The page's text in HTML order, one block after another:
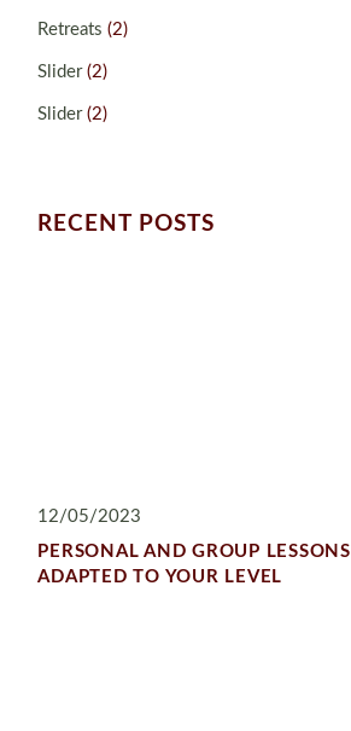
Retreats (2)
Slider(2)
Slider(2)
RECENT POSTS
12/05/2023
PERSONAL AND GROUP LESSONS
ADAPTED TO YOUR LEVEL